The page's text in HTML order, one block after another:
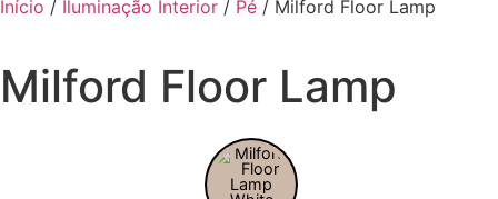
Início / Iluminação Interior / Pé / Milford Floor Lamp
Milford Floor Lamp